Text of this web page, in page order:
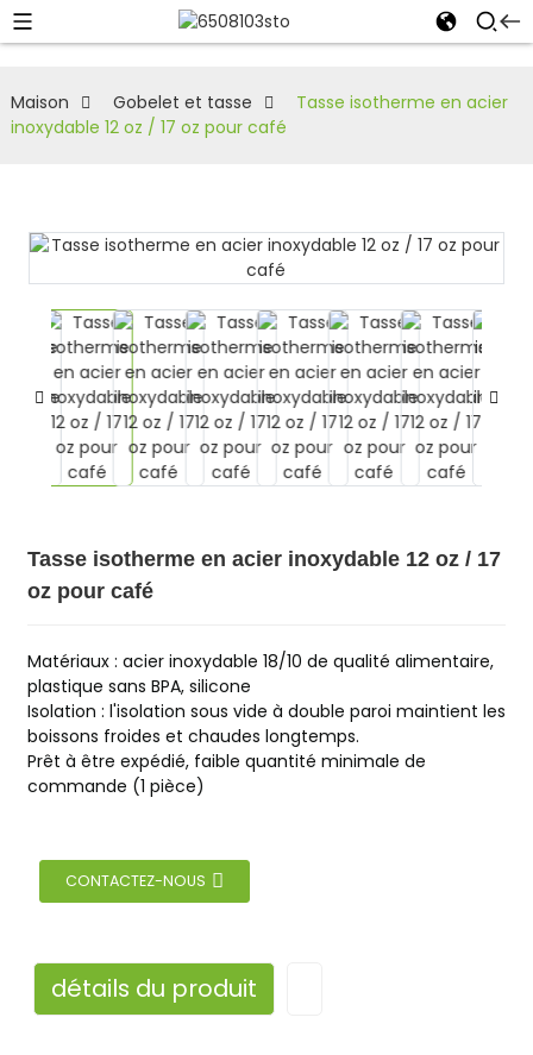
Maison Gobelet et tasse
Tasse isotherme en acier
inoxydable 12 oz / 17 oz pour café
Tasse isotherme en acier inoxydable 12 oz / 17
oz pour café
Matériaux : acier inoxydable 18/10 de qualité alimentaire,
plastique sans BPA, silicone
Isolation : l'isolation sous vide à double paroi maintient les
boissons froides et chaudes longtemps.
Prêt à être expédié, faible quantité minimale de
commande (1 pièce)
CONTACTEZ-NOUS
détails du produit